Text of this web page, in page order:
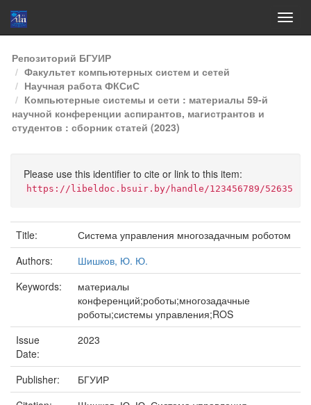
Skip
navigation
Репозиторий БГУИР
Факультет компьютерных систем и сетей
Научная работа ФКСиС
Компьютерные системы и сети : материалы 59-й
научной конференции аспирантов, магистрантов и
студентов : сборник статей (2023)
Please use this identifier to cite or link to this item:
https://libeldoc.bsuir.by/handle/123456789/52635
Title:
Система управления многозадачным роботом
Authors:
Шишков, Ю. Ю.
Keywords:
материалы
конференций;роботы;многозадачные
роботы;системы управления;ROS
Issue
Date:
2023
Publisher:
БГУИР